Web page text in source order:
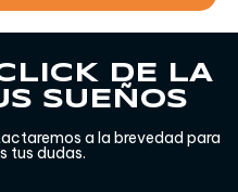
DE LA
SUEÑOS
a la brevedad para
tus dudas.